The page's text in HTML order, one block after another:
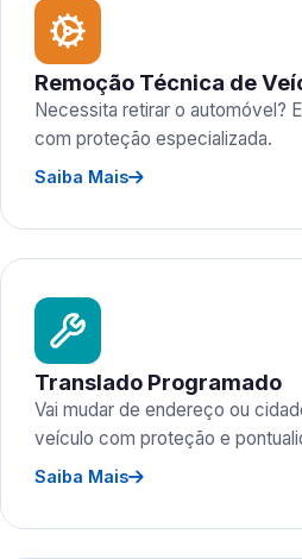
Remoção Técnica de
Necessita retirar o automóvel?
com proteção especializada.
Saiba Mais
Translado Programado
Vai mudar de endereço ou
veículo com proteção e
Saiba Mais